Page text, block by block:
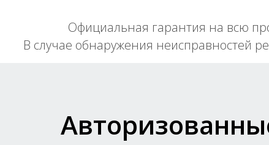
Официальная гарантия на всю
В случае обнаружения неисправностей